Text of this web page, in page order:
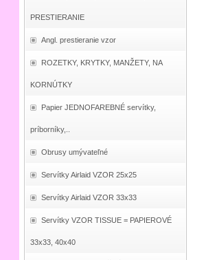
PRESTIERANIE
Angl. prestieranie vzor
ROZETKY, KRYTKY, MANŽETY, NA
KORNÚTKY
Papier JEDNOFAREBNÉ servítky,
príborníky,..
Obrusy umývateľné
Servítky Airlaid VZOR 25x25
Servítky Airlaid VZOR 33x33
Servítky VZOR TISSUE = PAPIEROVÉ
33x33, 40x40